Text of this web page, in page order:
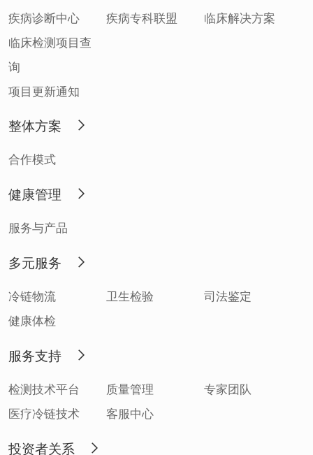
疾病诊断中心 疾病专科联盟
临床解决方案
临床检测项目查
询
项目更新通知
整体方案
合作模式
健康管理
服务与产品
多元服务
冷链物流 卫生检验
司法鉴定
健康体检
服务支持
检测技术平台 质量管理
专家团队
医疗冷链技术
客服中心
投资者关系